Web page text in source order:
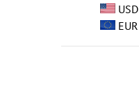
USD
EUR